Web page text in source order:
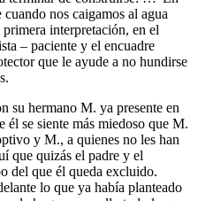
nos caigamos al agua
interpretación, en el
– paciente y el encuadre
que le ayude a no hundirse
su hermano M. ya presente en
él se siente más miedoso que M.
y M., a quienes no les han
que quizás el padre y el
del que él queda excluido.
lo que ya había planteado